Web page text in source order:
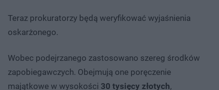
Teraz prokuratorzy będą weryfikować wyjaśnienia
oskarżonego.
Wobec podejrzanego zastosowano szereg środków
zapobiegawczych. Obejmują one poręczenie
majątkowe w wysokości 30 tysięcy złotych,